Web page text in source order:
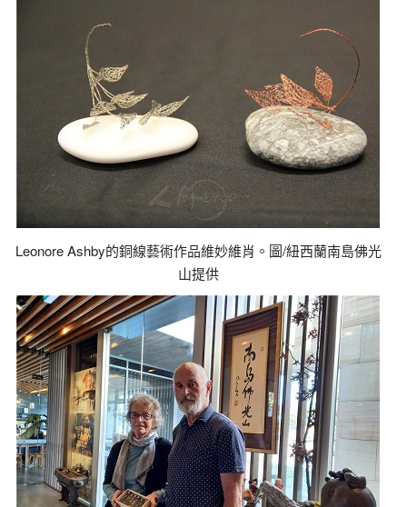
Leonore Ashby的銅線藝術作品維妙維肖。圖/紐西蘭南島佛光
山提供